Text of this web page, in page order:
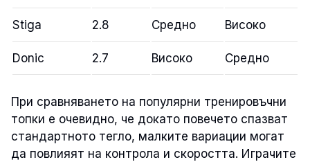
Stiga 2.8 Средно Високо
Donic 2.7 Високо Средно
При сравняването на популярни тренировъчни
топки е очевидно, че докато повечето спазват
стандартното тегло, малките вариации могат
да повлияят на контрола и скоростта. Играчите